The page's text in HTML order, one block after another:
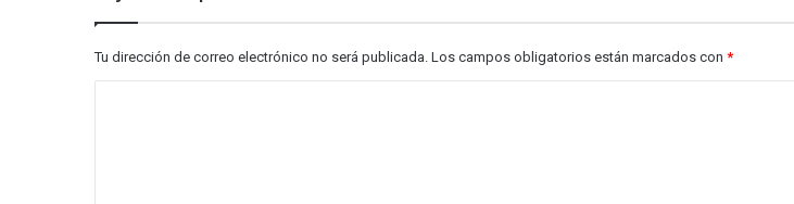
Tu dirección de correo electrónico no será publicada. Los campos obligatorios están marcados con *